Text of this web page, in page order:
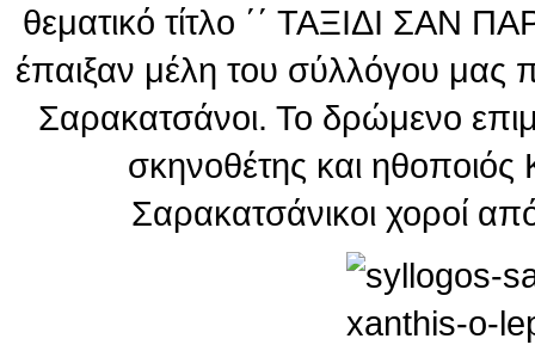
θεματικό τίτλο ΄΄ ΤΑΞΙΔΙ ΣΑΝ
έπαιξαν μέλη του σύλλόγου μας
Σαρακατσάνοι. Το δρώμενο
σκηνοθέτης και
Σαρακατσάνικοι χοροί